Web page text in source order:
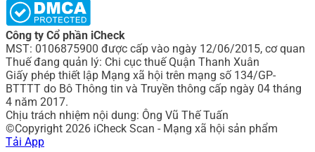
Công ty Cổ phần iCheck
MST: 0106875900 được cấp vào ngày 12/06/2015, cơ quan
Thuế đang quản lý: Chi cục thuế Quận Thanh Xuân
Giấy phép thiết lập Mạng xã hội trên mạng số 134/GP-
BTTTT do Bô Thông tin và Truyền thông cấp ngày 04 tháng
4 năm 2017.
Chịu trách nhiệm nội dung: Ông Vũ Thế Tuấn
©Copyright 2026 iCheck Scan - Mạng xã hội sản phẩm
Tải App